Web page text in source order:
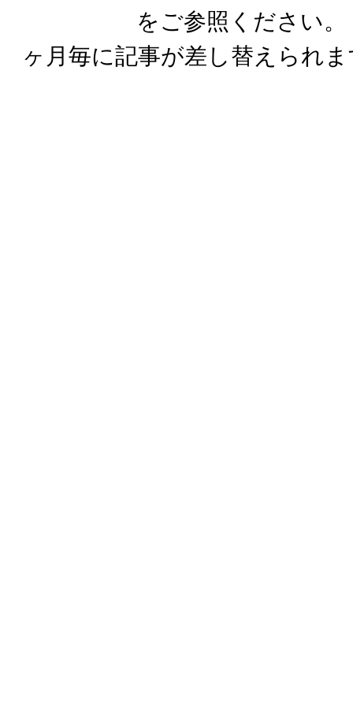
をご参照ください。（
ヶ月毎に記事が差し替えられ